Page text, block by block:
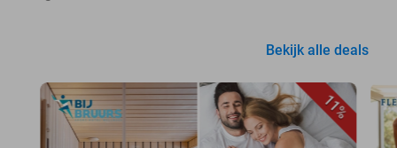
Bekijk alle deals
11%